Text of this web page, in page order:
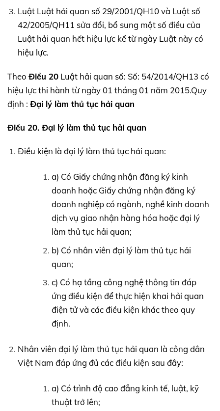
Luật Luật hải quan số 29/2001/QH10 và Luật số
42/2005/QH11 sửa đổi, bổ sung một số điều của
Luật hải quan hết hiệu lực kể từ ngày Luật này có
hiệu lực.
Theo Điều 20 Luật hải quan số: Số: 54/2014/QH13 có
hiệu lực thi hành từ ngày 01 tháng 01 năm 2015.Quy
định : Đại lý làm thủ tục hải quan
Điều 20. Đại lý làm thủ tục hải quan
Điều kiện là đại lý làm thủ tục hải quan:
a) Có Giấy chứng nhận đăng ký kinh
doanh hoặc Giấy chứng nhận đăng ký
doanh nghiệp có ngành, nghề kinh doanh
dịch vụ giao nhận hàng hóa hoặc đại lý
làm thủ tục hải quan;
b) Có nhân viên đại lý làm thủ tục hải
quan;
c) Có hạ tầng công nghệ thông tin đáp
ứng điều kiện để thực hiện khai hải quan
điện tử và các điều kiện khác theo quy
định.
Nhân viên đại lý làm thủ tục hải quan là công dân
Việt Nam đáp ứng đủ các điều kiện sau đây:
a) Có trình độ cao đẳng kinh tế, luật, kỹ
thuật trở lên;